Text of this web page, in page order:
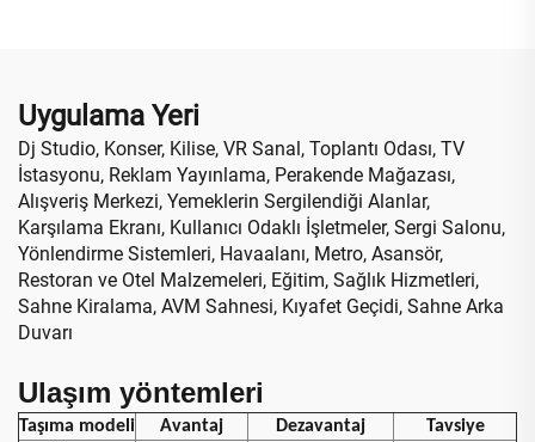
Uygulama Yeri
Dj Studio, Konser, Kilise, VR Sanal, Toplantı Odası, TV
İstasyonu, Reklam Yayınlama, Perakende Mağazası,
Alışveriş Merkezi, Yemeklerin Sergilendiği Alanlar,
Karşılama Ekranı, Kullanıcı Odaklı İşletmeler, Sergi Salonu,
Yönlendirme Sistemleri, Havaalanı, Metro, Asansör,
Restoran ve Otel Malzemeleri, Eğitim, Sağlık Hizmetleri,
Sahne Kiralama, AVM Sahnesi, Kıyafet Geçidi, Sahne Arka
Duvarı
Ulaşım yöntemleri
Taşıma modeli Avantaj Dezavantaj
Tavsiye